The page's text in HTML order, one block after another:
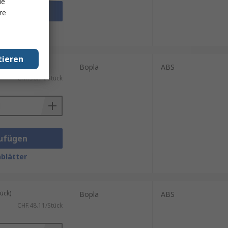
CHF.56.74/Stück
Bopla ABS
CHF.48.11/Stück
Bopla ABS